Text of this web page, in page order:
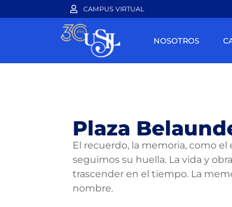
CAMPUS VIRTUAL
NOSOTROS
Plaza
El recuerdo, la memoria, como
seguimos su huella. La vida y
trascender en el tiempo. La
nombre.